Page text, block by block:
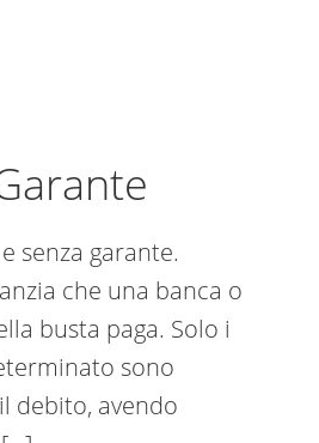
senza garante.
che una banca o
busta paga. Solo i
sono
debito, avendo